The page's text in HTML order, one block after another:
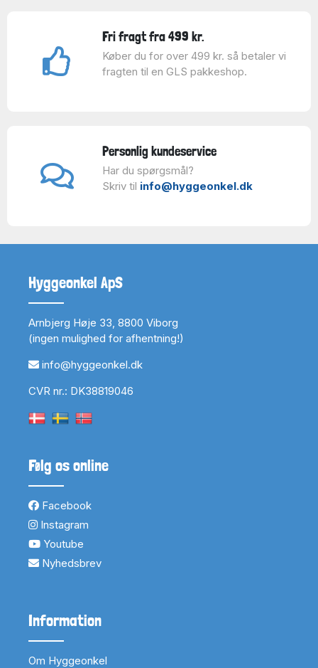
Fri fragt fra 499 kr.
Køber du for over 499 kr. så betaler vi
fragten til en GLS pakkeshop.
Personlig kundeservice
Har du spørgsmål?
Skriv til info@hyggeonkel.dk
Hyggeonkel ApS
Arnbjerg Høje 33, 8800 Viborg
(ingen mulighed for afhentning!)
info@hyggeonkel.dk
CVR nr.: DK38819046
Følg os online
Facebook
Instagram
Youtube
Nyhedsbrev
Information
Om Hyggeonkel